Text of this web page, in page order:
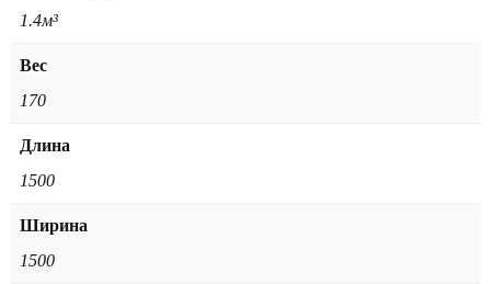
1.4м³
Вес
170
Длина
1500
Ширина
1500